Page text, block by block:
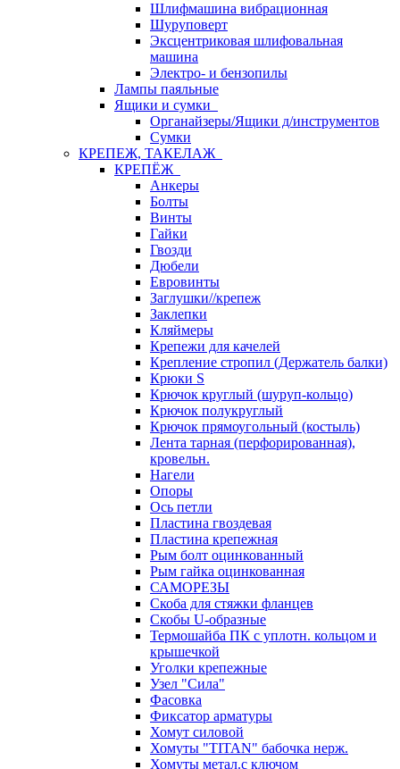
Шлифмашина вибрационная
Шуруповерт
Эксцентриковая шлифовальная
машина
Электро- и бензопилы
Лампы паяльные
Ящики и сумки
Органайзеры/Ящики д/инструментов
Сумки
КРЕПЕЖ, ТАКЕЛАЖ
КРЕПЁЖ
Анкеры
Болты
Винты
Гайки
Гвозди
Дюбели
Евровинты
Заглушки//крепеж
Заклепки
Кляймеры
Крепежи для качелей
Крепление стропил (Держатель балки)
Крюки S
Крючок круглый (шуруп-кольцо)
Крючок полукруглый
Крючок прямоугольный (костыль)
Лента тарная (перфорированная),
кровельн.
Нагели
Опоры
Ось петли
Пластина гвоздевая
Пластина крепежная
Рым болт оцинкованный
Рым гайка оцинкованная
САМОРЕЗЫ
Скоба для стяжки фланцев
Скобы U-образные
Термошайба ПК с уплотн. кольцом и
крышечкой
Уголки крепежные
Узел "Сила"
Фасовка
Фиксатор арматуры
Хомут силовой
Хомуты "TITAN" бабочка нерж.
Хомуты метал.с ключом